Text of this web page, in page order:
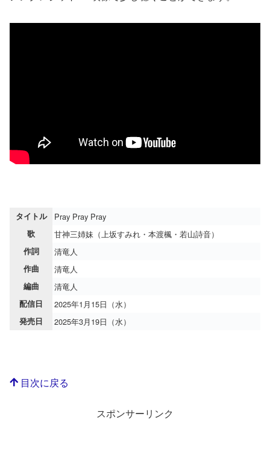
タイトル Pray Pray Pray
歌 甘神三姉妹（上坂すみれ・本渡楓・若山詩音）
作詞 清竜人
作曲 清竜人
編曲 清竜人
配信日 2025年1月15日（水）
発売日 2025年3月19日（水）
目次に戻る
スポンサーリンク